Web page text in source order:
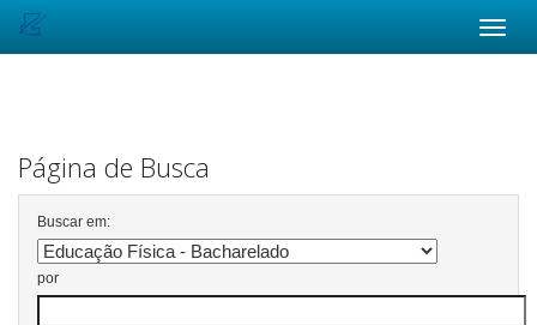
Página de Busca
Buscar em:
por